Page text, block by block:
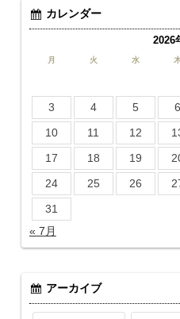
カレンダー
2026
月 火 水
3
4 5 6
10
11 12
17
18 19
24
25 26
31
« 7月
アーカイブ